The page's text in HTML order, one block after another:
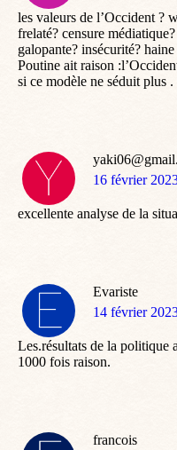
les valeurs de l’Occident ?
frelaté? censure
galopante? insécurité?
Poutine ait raison
si ce modèle ne séduit plus .
dit
16 février
excellente analyse de la
Evariste
dit
14 février
Les.résultats de la politique
1000 fois raison.
francois